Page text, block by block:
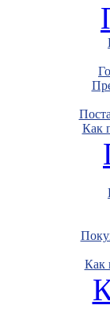
Как
Как